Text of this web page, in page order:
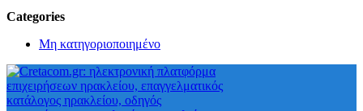
Categories
Μη κατηγοριοποιημένο